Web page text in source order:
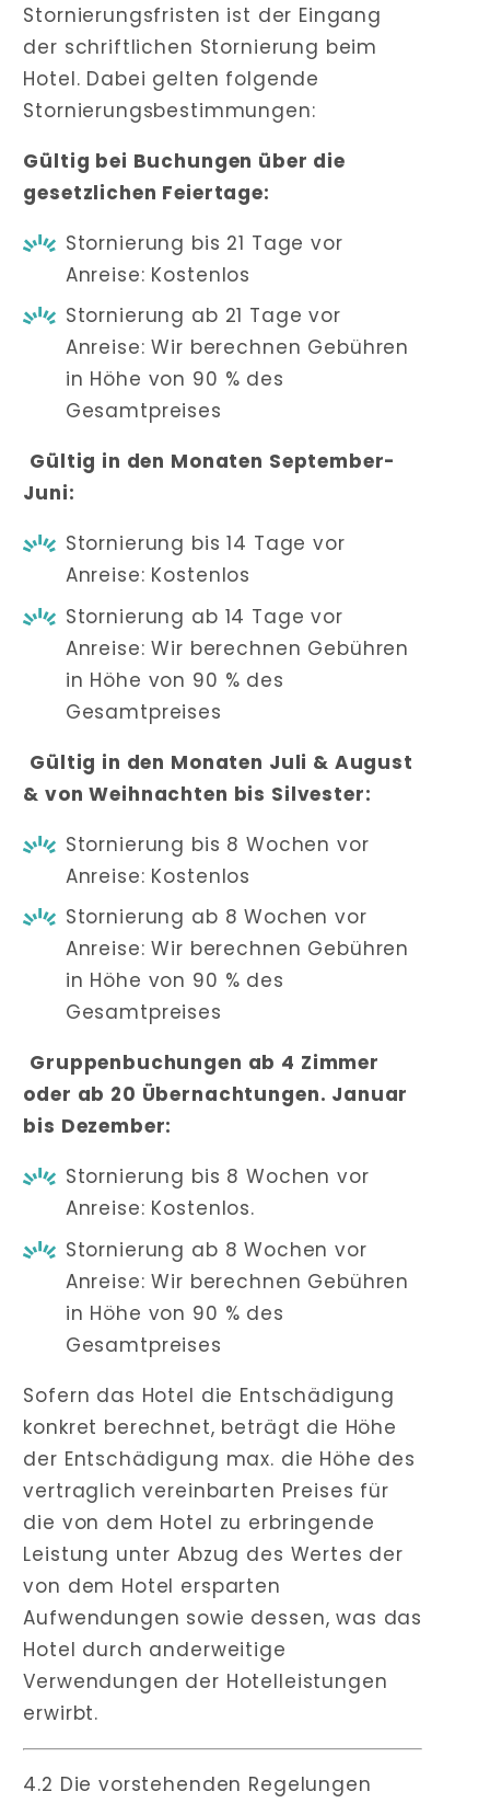
Stornierungsfristen ist der Eingang
der schriftlichen Stornierung beim
Hotel. Dabei gelten folgende
Stornierungsbestimmungen:
Gültig bei Buchungen über die
gesetzlichen Feiertage:
Stornierung bis 21 Tage vor
Anreise: Kostenlos
Stornierung ab 21 Tage vor
Anreise: Wir berechnen Gebühren
in Höhe von 90 % des
Gesamtpreises
Gültig in den Monaten September-
Juni:
Stornierung bis 14 Tage vor
Anreise: Kostenlos
Stornierung ab 14 Tage vor
Anreise: Wir berechnen Gebühren
in Höhe von 90 % des
Gesamtpreises
Gültig in den Monaten Juli & August
& von Weihnachten bis Silvester:
Stornierung bis 8 Wochen vor
Anreise: Kostenlos
Stornierung ab 8 Wochen vor
Anreise: Wir berechnen Gebühren
in Höhe von 90 % des
Gesamtpreises
Gruppenbuchungen ab 4 Zimmer
oder ab 20 Übernachtungen. Januar
bis Dezember:
Stornierung bis 8 Wochen vor
Anreise: Kostenlos.
Stornierung ab 8 Wochen vor
Anreise: Wir berechnen Gebühren
in Höhe von 90 % des
Gesamtpreises
Sofern das Hotel die Entschädigung
konkret berechnet, beträgt die Höhe
der Entschädigung max. die Höhe des
vertraglich vereinbarten Preises für
die von dem Hotel zu erbringende
Leistung unter Abzug des Wertes der
von dem Hotel ersparten
Aufwendungen sowie dessen, was das
Hotel durch anderweitige
Verwendungen der Hotelleistungen
erwirbt.
4.2 Die vorstehenden Regelungen